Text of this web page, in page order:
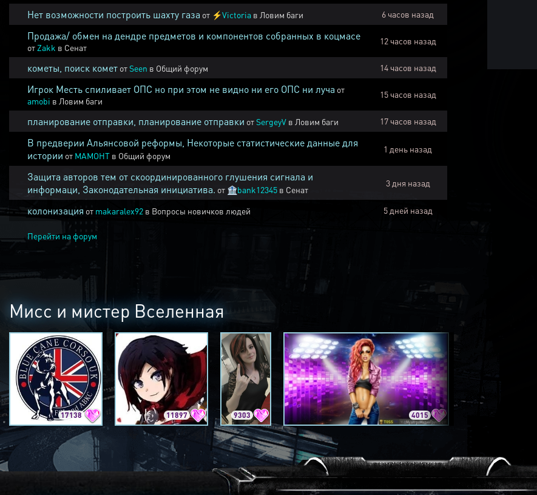
Нет возможности построить шахту газа от ⚡Victoria в Ловим баги 6 часов назад
Продажа/ обмен на дендре предметов и компонентов собранных в коцмасе
от Zakk в Сенат
12 часов назад
кометы, поиск комет отSeen в Общий форум 14 часов назад
Игрок Месть спиливает ОПС но при этом не видно ни его ОПС ни луча от
amobi в Ловим баги
15 часов назад
планирование отправки, планирование отправки отSergeyV в Ловим баги 17 часов назад
В предверии Альянсовой реформы, Некоторые статистические данные для
истории от MAMOHT в Общий форум
1 день назад
Защита авторов тем от скоординированного глушения сигнала и
информаци, Законодательная инициатива. от 🏦bank12345 в Сенат
3 дня назад
колонизация от makaralex92 в Вопросы новичков людей 5 дней назад
Перейти на форум
Мисс и мистер Вселенная
17138 11897 9303 4015